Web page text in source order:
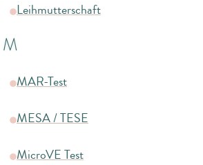
Leihmutterschaft
M
MAR-Test
MESA / TESE
MicroVE Test